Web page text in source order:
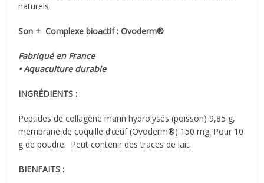
naturels
Son + Complexe bioactif : Ovoderm®
Fabriqué en France
• Aquaculture durable
INGRÉDIENTS :
Peptides de collagène marin hydrolysés (poisson) 9,85 g,
membrane de coquille d’œuf (Ovoderm®) 150 mg. Pour 10
g de poudre. Peut contenir des traces de lait.
BIENFAITS :